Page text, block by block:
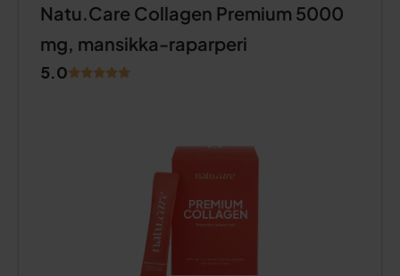
Natu.Care Collagen Premium 5000
mg, mansikka-raparperi
5.0